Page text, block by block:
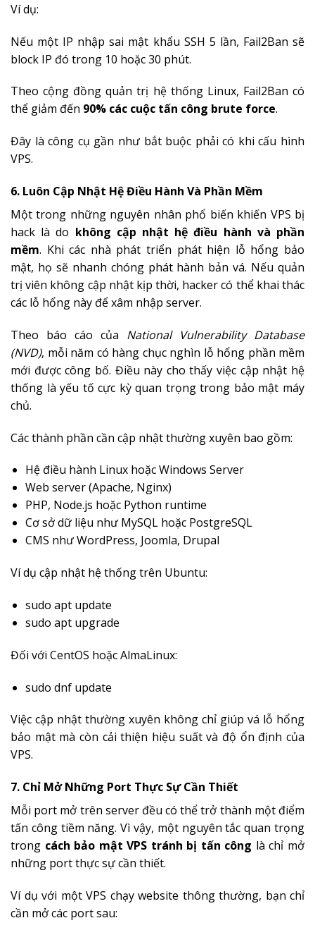
Ví dụ:
Nếu một IP nhập sai mật khẩu SSH 5 lần, Fail2Ban sẽ
block IP đó trong 10 hoặc 30 phút.
Theo cộng đồng quản trị hệ thống Linux, Fail2Ban có
thể giảm đến 90% các cuộc tấn công brute force.
Đây là công cụ gần như bắt buộc phải có khi cấu hình
VPS.
6. Luôn Cập Nhật Hệ Điều Hành Và Phần Mềm
Một trong những nguyên nhân phổ biến khiến VPS bị
hack là do không cập nhật hệ điều hành và phần
mềm. Khi các nhà phát triển phát hiện lỗ hổng bảo
mật, họ sẽ nhanh chóng phát hành bản vá. Nếu quản
trị viên không cập nhật kịp thời, hacker có thể khai thác
các lỗ hổng này để xâm nhập server.
Theo báo cáo của National Vulnerability Database
(NVD), mỗi năm có hàng chục nghìn lỗ hổng phần mềm
mới được công bố. Điều này cho thấy việc cập nhật hệ
thống là yếu tố cực kỳ quan trọng trong bảo mật máy
chủ.
Các thành phần cần cập nhật thường xuyên bao gồm:
Hệ điều hành Linux hoặc Windows Server
Web server (Apache, Nginx)
PHP, Node.js hoặc Python runtime
Cơ sở dữ liệu như MySQL hoặc PostgreSQL
CMS như WordPress, Joomla, Drupal
Ví dụ cập nhật hệ thống trên Ubuntu:
sudo apt update
sudo apt upgrade
Đối với CentOS hoặc AlmaLinux:
sudo dnf update
Việc cập nhật thường xuyên không chỉ giúp vá lỗ hổng
bảo mật mà còn cải thiện hiệu suất và độ ổn định của
VPS.
7. Chỉ Mở Những Port Thực Sự Cần Thiết
Mỗi port mở trên server đều có thể trở thành một điểm
tấn công tiềm năng. Vì vậy, một nguyên tắc quan trọng
trong cách bảo mật VPS tránh bị tấn công là chỉ mở
những port thực sự cần thiết.
Ví dụ với một VPS chạy website thông thường, bạn chỉ
cần mở các port sau: